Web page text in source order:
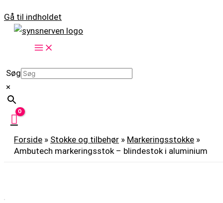
Gå til indholdet
Søg
×
Forside » Stokke og tilbehør » Markeringsstokke »
Ambutech markeringsstok – blindestok i aluminium